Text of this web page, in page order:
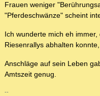
Frauen weniger
"Pferdeschwänze" scheint
Ich wunderte mich eh
Riesenrallys abhalten
Anschläge auf sein Leben
Amtszeit genug.
--